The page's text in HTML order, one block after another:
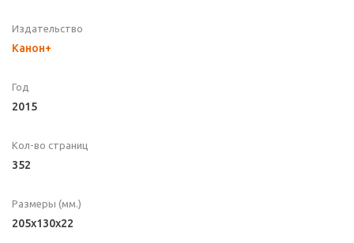
Издательство
Канон+
Год
2015
Кол-во страниц
352
Размеры (мм.)
205x130x22